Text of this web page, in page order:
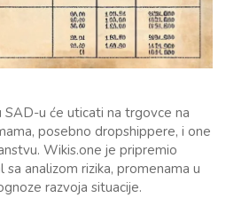
SAD-u će uticati na trgovce na
posebno dropshippere, i one
Wikis.one je pripremio
analizom rizika, promenama u
razvoja situacije.